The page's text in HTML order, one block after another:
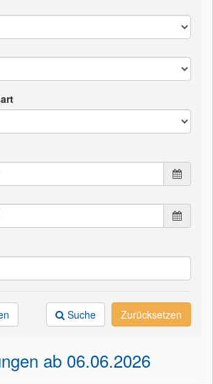
Suche Zurücksetzen
ab 06.06.2026